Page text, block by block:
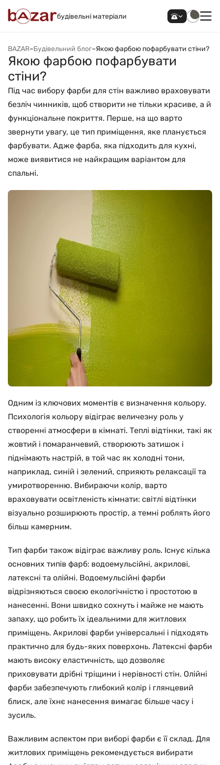
будівельні матеріали
BAZAR–Будівельний блог–Якою фарбою пофарбувати стіни?
Якою фарбою пофарбувати
стіни?
Під час вибору фарби для стін важливо враховувати
безліч чинників, щоб створити не тільки красиве, а й
функціональне покриття. Перше, на що варто
звернути увагу, це тип приміщення, яке планується
фарбувати. Адже фарба, яка підходить для кухні,
може виявитися не найкращим варіантом для
спальні.
Одним із ключових моментів є визначення кольору.
Психологія кольору відіграє величезну роль у
створенні атмосфери в кімнаті. Теплі відтінки, такі як
жовтий і помаранчевий, створюють затишок і
піднімають настрій, в той час як холодні тони,
наприклад, синій і зелений, сприяють релаксації та
умиротворенню. Вибираючи колір, варто
враховувати освітленість кімнати: світлі відтінки
візуально розширюють простір, а темні роблять його
більш камерним.
Тип фарби також відіграє важливу роль. Існує кілька
основних типів фарб: водоемульсійні, акрилові,
латексні та олійні. Водоемульсійні фарби
відрізняються своєю екологічністю і простотою в
нанесенні. Вони швидко сохнуть і майже не мають
запаху, що робить їх ідеальними для житлових
приміщень. Акрилові фарби універсальні і підходять
практично для будь-яких поверхонь. Латексні фарби
мають високу еластичність, що дозволяє
приховувати дрібні тріщини і нерівності стін. Олійні
фарби забезпечують глибокий колір і глянцевий
блиск, але їхнє нанесення вимагає більше часу і
зусиль.
Важливим аспектом при виборі фарби є її склад. Для
житлових приміщень рекомендується вибирати